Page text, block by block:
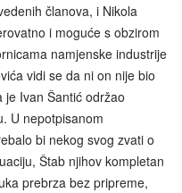
članova, i Nikola
i moguće s obzirom
namjenske industrije
vidi se da ni on nije bio
je Ivan Šantić održao
U nepotpisanom
bi nekog svog zvati o
Štab njihov kompletan
prebrza bez pripreme,